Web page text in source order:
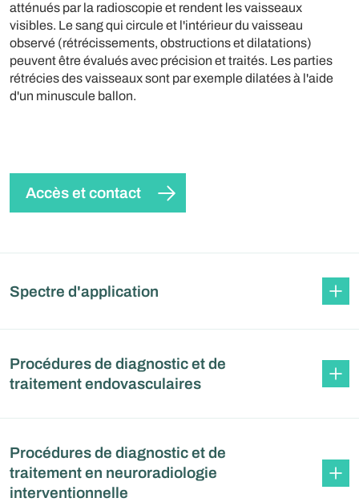
atténués par la radioscopie et rendent les vaisseaux
visibles. Le sang qui circule et l'intérieur du vaisseau
observé (rétrécissements, obstructions et dilatations)
peuvent être évalués avec précision et traités. Les parties
rétrécies des vaisseaux sont par exemple dilatées à l'aide
d'un minuscule ballon.
Accès et contact
Spectre d'application
Procédures de diagnostic et de
traitement endovasculaires
Procédures de diagnostic et de
traitement en neuroradiologie
interventionnelle